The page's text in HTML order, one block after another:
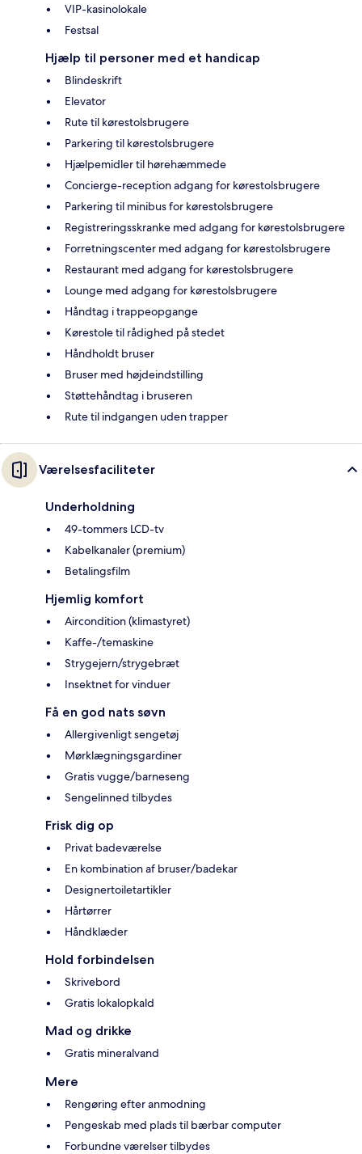
VIP-kasinolokale
Festsal
Hjælp til personer med et handicap
Blindeskrift
Elevator
Rute til kørestolsbrugere
Parkering til kørestolsbrugere
Hjælpemidler til hørehæmmede
Concierge-reception adgang for kørestolsbrugere
Parkering til minibus for kørestolsbrugere
Registreringsskranke med adgang for kørestolsbrugere
Forretningscenter med adgang for kørestolsbrugere
Restaurant med adgang for kørestolsbrugere
Lounge med adgang for kørestolsbrugere
Håndtag i trappeopgange
Kørestole til rådighed på stedet
Håndholdt bruser
Bruser med højdeindstilling
Støttehåndtag i bruseren
Rute til indgangen uden trapper
Værelsesfaciliteter
Underholdning
49-tommers LCD-tv
Kabelkanaler (premium)
Betalingsfilm
Hjemlig komfort
Aircondition (klimastyret)
Kaffe-/temaskine
Strygejern/strygebræt
Insektnet for vinduer
Få en god nats søvn
Allergivenligt sengetøj
Mørklægningsgardiner
Gratis vugge/barneseng
Sengelinned tilbydes
Frisk dig op
Privat badeværelse
En kombination af bruser/badekar
Designertoiletartikler
Hårtørrer
Håndklæder
Hold forbindelsen
Skrivebord
Gratis lokalopkald
Mad og drikke
Gratis mineralvand
Mere
Rengøring efter anmodning
Pengeskab med plads til bærbar computer
Forbundne værelser tilbydes